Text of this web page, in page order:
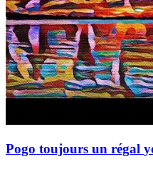
Pogo toujours un régal